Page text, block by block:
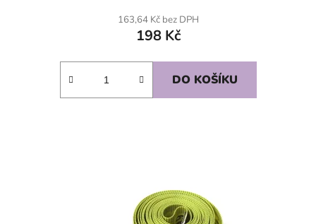
163,64 Kč bez DPH
198 Kč
DO KOŠÍKU